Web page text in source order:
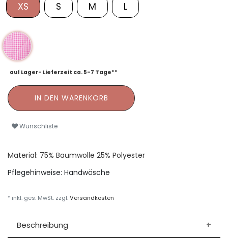
XS S M L
auf Lager- Lieferzeit ca. 5-7 Tage**
IN DEN WARENKORB
Wunschliste
Material: 75% Baumwolle 25% Polyester
Pflegehinweise: Handwäsche
* inkl. ges. MwSt. zzgl.Versandkosten
Beschreibung